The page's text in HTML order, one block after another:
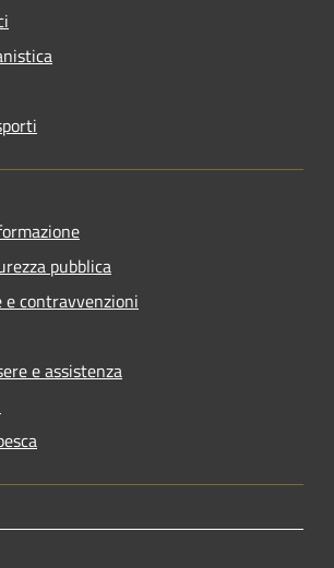
pubblica
contravvenzioni
e assistenza